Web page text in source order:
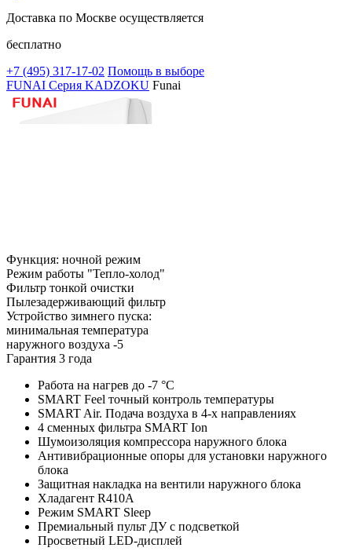
Доставка по Москве осуществляется
бесплатно
+7 (495) 317-17-02 Помощь в выборе
FUNAI Серия KADZOKU Funai
Функция: ночной режим
Режим работы "Тепло-холод"
Фильтр тонкой очистки
Пылезадерживающий фильтр
Устройство зимнего пуска:
минимальная температура
наружного воздуха -5
Гарантия 3 года
Работа на нагрев до -7 °С
SMART Feel точный контроль температуры
SMART Air. Подача воздуха в 4-х направлениях
4 сменных фильтра SMART Ion
Шумоизоляция компрессора наружного блока
Антивибрационные опоры для установки наружного
блока
Защитная накладка на вентили наружного блока
Хладагент R410A
Режим SMART Sleep
Премиальный пульт ДУ с подсветкой
Просветный LED-дисплей